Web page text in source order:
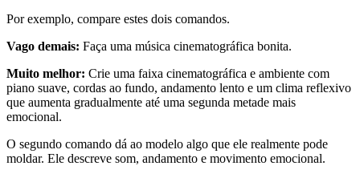
Por exemplo, compare estes dois comandos.
Vago demais: Faça uma música cinematográfica bonita.
Muito melhor: Crie uma faixa cinematográfica e ambiente com
piano suave, cordas ao fundo, andamento lento e um clima reflexivo
que aumenta gradualmente até uma segunda metade mais
emocional.
O segundo comando dá ao modelo algo que ele realmente pode
moldar. Ele descreve som, andamento e movimento emocional.